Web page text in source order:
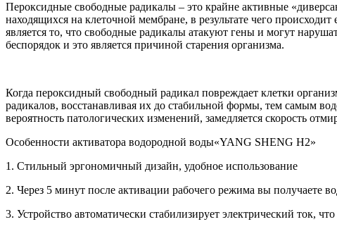
Пероксидные свободные радикалы – это крайне активные
находящихся на клеточной мембране, в результате чего
является то, что свободные радикалы атакуют гены и могут
беспорядок и это является причиной старения организма.
Когда пероксидный свободный радикал повреждает клетки
радикалов, восстанавливая их до стабильной формы, тем самым
вероятность патологических изменений, замедляется скорость
Особенности активатора водородной воды«YANG SHENG H2»
1. Стильный эргономичный дизайн, удобное использование
2. Через 5 минут после активации рабочего режима вы получаете
3. Устройство автоматически стабилизирует электрический ток,